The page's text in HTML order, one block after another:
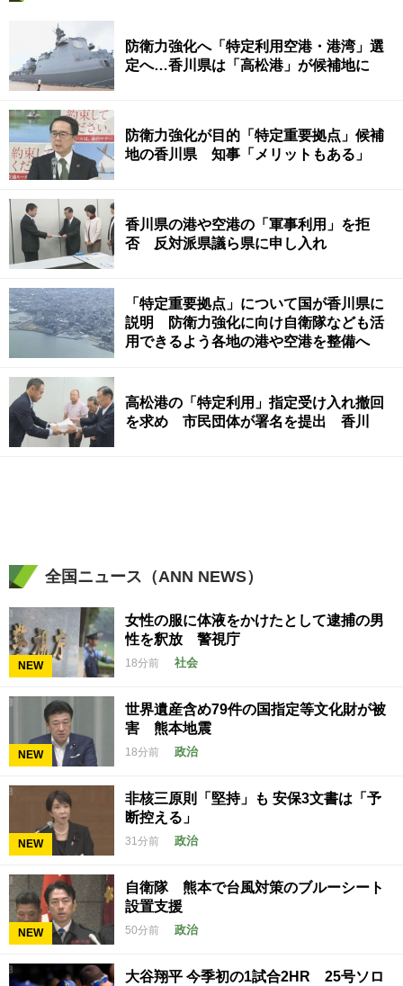
防衛力強化へ「特定利用空港・港湾」選
定へ…香川県は「高松港」が候補地に
防衛力強化が目的「特定重要拠点」候補
地の香川県 知事「メリットもある」
香川県の港や空港の「軍事利用」を拒
否 反対派県議ら県に申し入れ
「特定重要拠点」について国が香川県に
説明 防衛力強化に向け自衛隊なども活
用できるよう各地の港や空港を整備へ
高松港の「特定利用」指定受け入れ撤回
を求め 市民団体が署名を提出 香川
全国ニュース（ANN NEWS）
NEW
女性の服に体液をかけたとして逮捕の男
性を釈放 警視庁
18分前 社会
NEW
世界遺産含め79件の国指定等文化財が被
害 熊本地震
18分前 政治
NEW
非核三原則「堅持」も 安保3文書は「予
断控える」
31分前 政治
NEW
自衛隊 熊本で台風対策のブルーシート
設置支援
50分前 政治
大谷翔平 今季初の1試合2HR 25号ソロ